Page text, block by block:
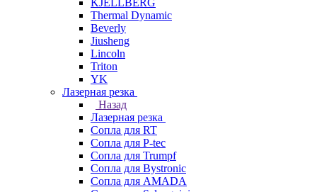
KJELLBERG
Thermal Dynamic
Beverly
Jiusheng
Lincoln
Triton
YK
Лазерная резка
Назад
Лазерная резка
Сопла для RT
Сопла для P-tec
Сопла для Trumpf
Сопла для Bystronic
Сопла для AMADA